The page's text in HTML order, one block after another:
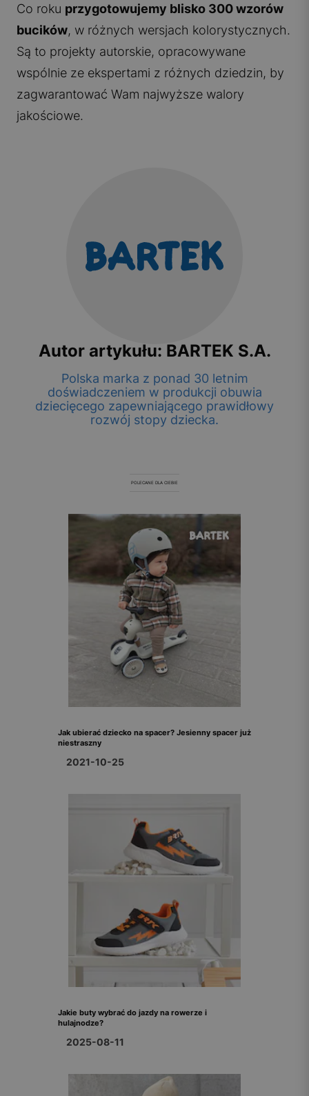
Co roku przygotowujemy blisko 300 wzorów
bucików, w różnych wersjach kolorystycznych.
Są to projekty autorskie, opracowywane
wspólnie ze ekspertami z różnych dziedzin, by
zagwarantować Wam najwyższe walory
jakościowe.
Autor artykułu: BARTEK S.A.
Polska marka z ponad 30 letnim
doświadczeniem w produkcji obuwia
dziecięcego zapewniającego prawidłowy
rozwój stopy dziecka.
POLECANE DLA CIEBIE
Jak ubierać dziecko na spacer? Jesienny spacer już
niestraszny
2021-10-25
Jakie buty wybrać do jazdy na rowerze i
hulajnodze?
2025-08-11